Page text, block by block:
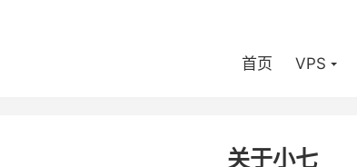
首页 VPS
关于小七